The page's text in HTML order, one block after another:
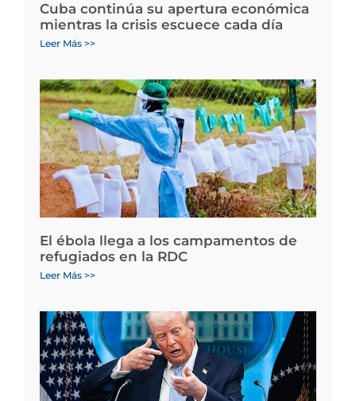
Cuba continúa su apertura económica
mientras la crisis escuece cada día
Leer Más >>
El ébola llega a los campamentos de
refugiados en la RDC
Leer Más >>